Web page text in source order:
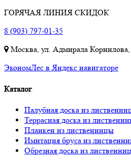
ГОРЯЧАЯ ЛИНИЯ СКИДОК
8 (903) 797-01-35
Москва, ул. Адмирала Корнилова,
ЭкономЛес в Яндекс навигаторе
Каталог
Палубная доска из
Террасная доска из
Планкен из лиственницы
Имитация бруса из
Обрезная доска из